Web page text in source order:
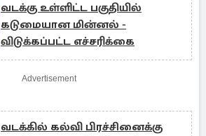
வடக்கு உள்ளிட்ட பகுதியில்
கடுமையான மின்னல் -
விடுக்கப்பட்ட எச்சரிக்கை
Advertisement
வடக்கில் கல்வி பிரச்சினைக்கு